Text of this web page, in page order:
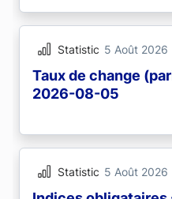
Statistic 5 Août 2026
Taux de change
2026-08-05
Statistic 5 Août 2026